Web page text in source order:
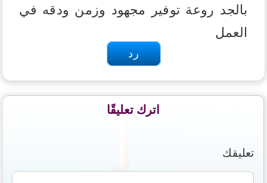
بالجد روعة توفير مجهود وزمن ودقه في
العمل
رد
اترك تعليقًا
تعليقك